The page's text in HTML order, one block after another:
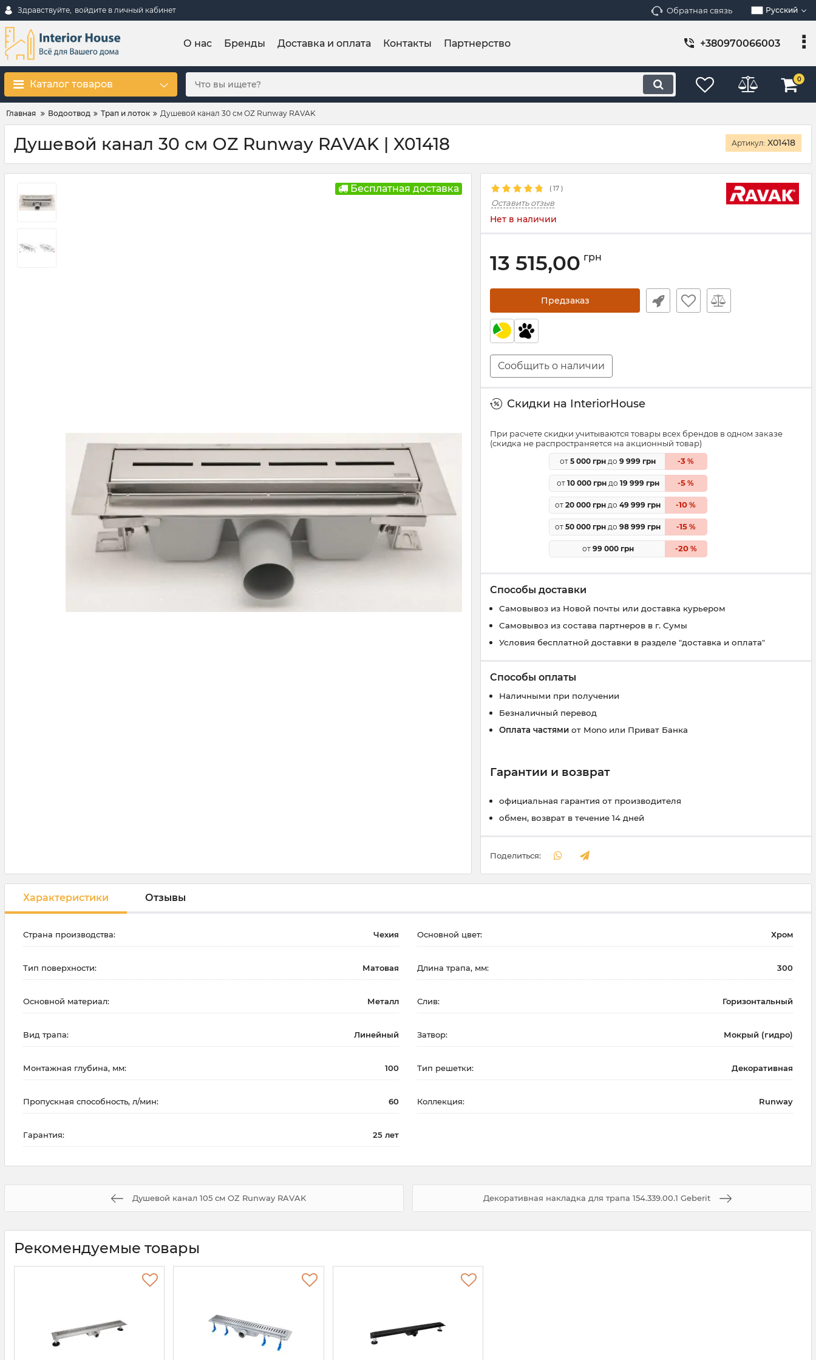
Здравствуйте, войдите в личный кабинет Обратная связь Русский
О нас Бренды Доставка и оплата Контакты Партнерство +380970066003
Каталог товаров 0
Главная Водоотвод Трап и лоток Душевой канал 30 см OZ Runway RAVAK
Душевой канал 30 см OZ Runway RAVAK | X01418 Артикул: X01418
Бесплатная доставка ( 17 )
Оставить отзыв
Нет в наличии
13 515,00 грн
Предзаказ
Сообщить о наличии
Скидки на InteriorHouse
При расчете скидки учитываются товары всех брендов в одном заказе
(скидка не распространяется на акционный товар)
от 5 000 грн до 9 999 грн -3 %
от 10 000 грндо 19 999 грн -5 %
от 20 000 грн до 49 999 грн -10 %
от 50 000 грн до 98 999 грн -15%
от 99 000 грн -20%
Способы доставки
Самовывоз из Новой почты или доставка курьером
Самовывоз из состава партнеров в г. Сумы
Условия бесплатной доставки в разделе "доставка и оплата"
Способы оплаты
Наличными при получении
Безналичный перевод
Оплата частями от Mono или Приват Банка
Гарантии и возврат
официальная гарантия от производителя
обмен, возврат в течение 14 дней
Поделиться:
Характеристики Отзывы
Страна производства: Чехия Основной цвет: Хром
Тип поверхности: Матовая Длина трапа, мм: 300
Основной материал: Металл Слив: Горизонтальный
Вид трапа: Линейный Затвор: Мокрый (гидро)
Монтажная глубина, мм: 100 Тип решетки: Декоративная
Пропускная способность, л/мин: 60 Коллекция: Runway
Гарантия: 25 лет
Душевой канал 105 см OZ Runway RAVAK Декоративная накладка для трапа 154.339.00.1 Geberit
Рекомендуемые товары